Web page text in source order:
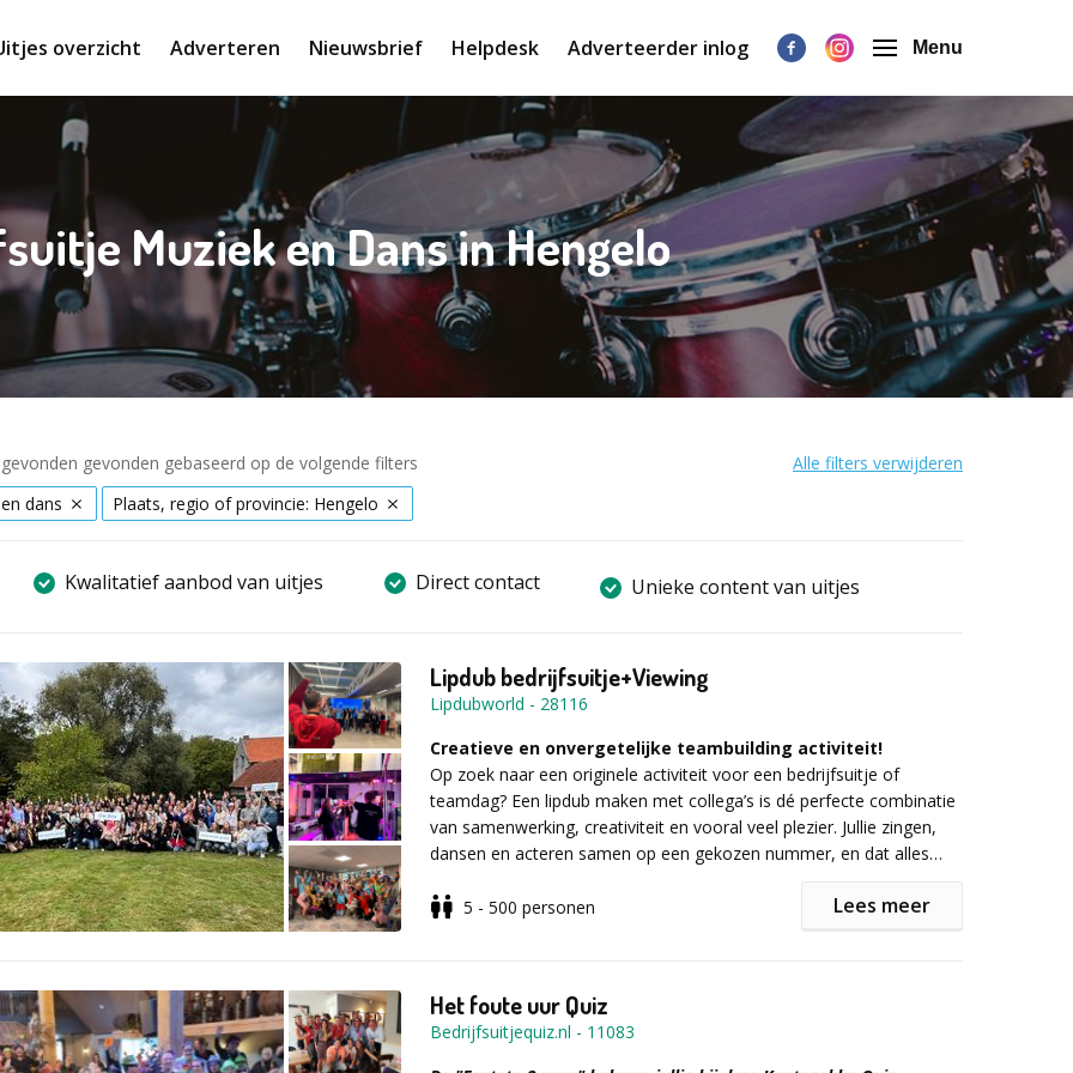
overzicht Adverteren Nieuwsbrief Helpdesk Adverteerder inlog Menu
Muziek en Dans in Hengelo
gevonden gebaseerd op de volgende filters
Alle filters verwijderen
dans
Plaats, regio of provincie: Hengelo
Kwalitatief aanbod van uitjes Direct contact Unieke content van uitjes
Lipdub bedrijfsuitje+Viewing
Lipdubworld - 28116
Creatieve en onvergetelijke teambuilding activiteit!
Op zoek naar een originele activiteit voor een bedrijfsuitje of
teamdag? Een lipdub maken met collega’s is dé perfecte combinatie
van samenwerking, creativiteit en vooral veel plezier. Jullie zingen,
dansen en acteren samen op een gekozen nummer, en dat alles
bedrijfsuitje is ideaal als:
✔ Bedrijfsfeest of jubileum
✔ Inwerken nieuw personeel/onboarding
✔ Employer branding
5 - 500 personen Lees meer
Het foute uur Quiz
Bedrijfsuitjequiz.nl - 11083